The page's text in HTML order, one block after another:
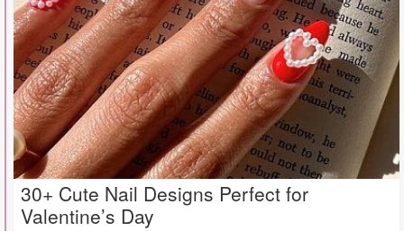
30+ Cute Nail Designs Perfect for
Valentine’s Day